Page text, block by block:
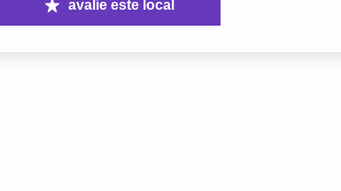
avalie este local